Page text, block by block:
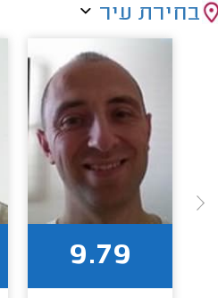
בחירת עיר
9.79